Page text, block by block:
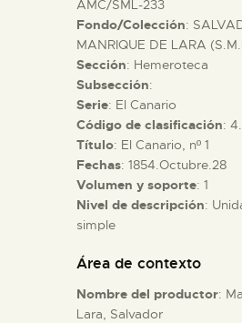
█
EL MUSEO
COLECCIONES
DIDÁCTICA
AMC/SML-233
Fondo/Colección:
MANRIQUE DE LARA
Sección: Hemeroteca
Subsección:
Serie: El Canario
Código de clasificación:
Título: El Canario, nº 1
Fechas: 1854.Octubre.28
Volumen y soporte: 1
Nivel de descripción:
simple
Área de contexto
Nombre del productor:
Lara, Salvador